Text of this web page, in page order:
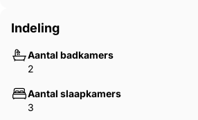
Indeling
Aantal badkamers
2
Aantal slaapkamers
3